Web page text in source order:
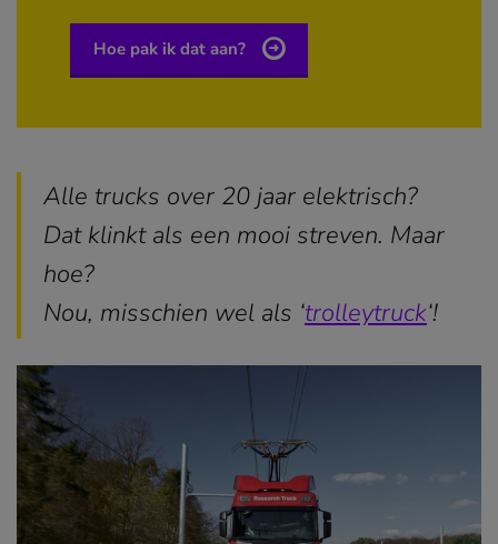
Hoe pak ik dat aan?
Alle trucks over 20 jaar elektrisch?
Dat klinkt als een mooi streven. Maar
hoe?
Nou, misschien wel als ‘trolleytruck(opent
‘!